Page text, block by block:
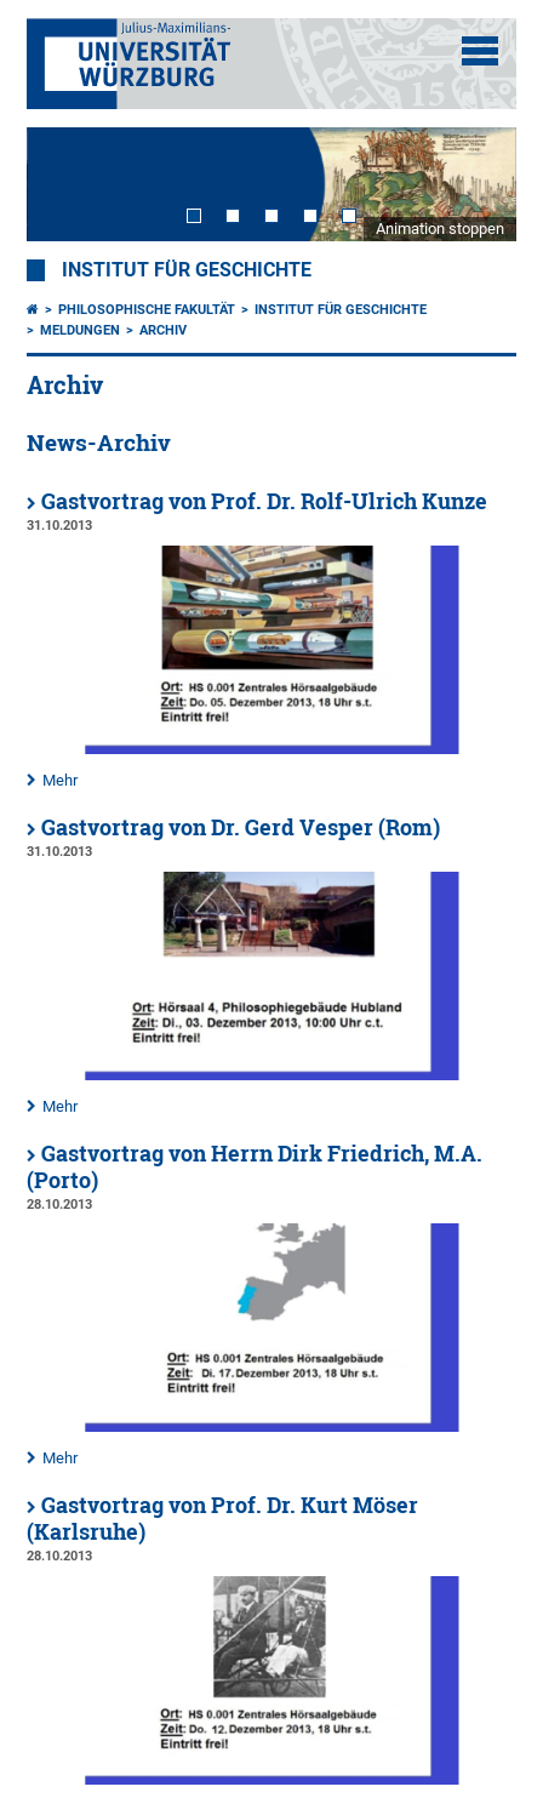
Animation stoppen
INSTITUT FÜR GESCHICHTE
PHILOSOPHISCHE FAKULTÄT
INSTITUT FÜR GESCHICHTE
MELDUNGEN
ARCHIV
Archiv
News-Archiv
Gastvortrag von Prof. Dr. Rolf-Ulrich Kunze
31.10.2013
Mehr
Gastvortrag von Dr. Gerd Vesper (Rom)
31.10.2013
Mehr
Gastvortrag von Herrn Dirk Friedrich, M.A.
(Porto)
28.10.2013
Mehr
Gastvortrag von Prof. Dr. Kurt Möser
(Karlsruhe)
28.10.2013